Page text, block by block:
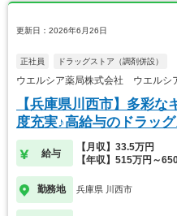
更新日：2026年6月26日
正社員 ドラッグストア（調剤併設）
ウエルシア薬局株式会社 ウエルシ
【兵庫県川西市】多彩な
度充実♪高給与のドラッ
給与
【月収】33.5万円
【年収】515万円～
勤務地 兵庫県 川西市